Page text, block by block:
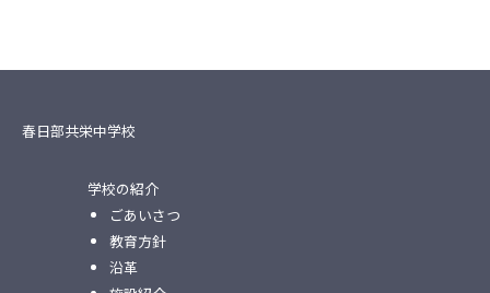
春日部共栄中学校
学校の紹介
ごあいさつ
教育方針
沿革